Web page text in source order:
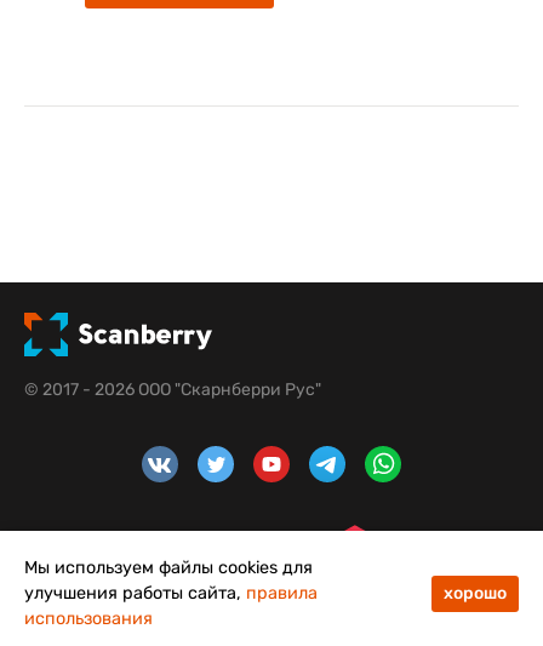
© 2017 - 2026 ООО "Скарнберри Рус"
4,8
Мы используем файлы cookies для
улучшения работы сайта, правила
использования
хорошо